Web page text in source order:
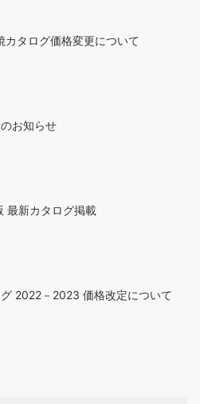
カタログ価格変更について
お知らせ
最新カタログ掲載
2022－2023 価格改定について